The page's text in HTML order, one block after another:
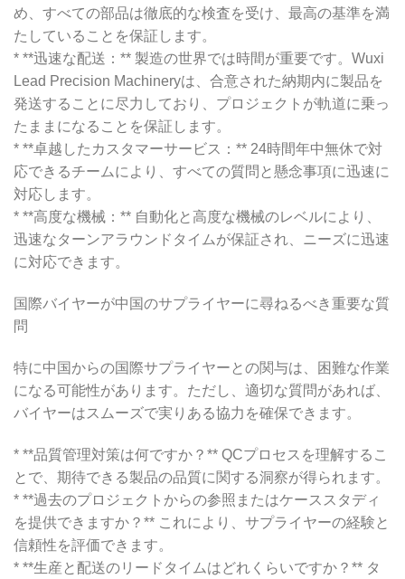
め、すべての部品は徹底的な検査を受け、最高の基準を満
たしていることを保証します。
* **迅速な配送：** 製造の世界では時間が重要です。Wuxi
Lead Precision Machineryは、合意された納期内に製品を
発送することに尽力しており、プロジェクトが軌道に乗っ
たままになることを保証します。
* **卓越したカスタマーサービス：** 24時間年中無休で対
応できるチームにより、すべての質問と懸念事項に迅速に
対応します。
* **高度な機械：** 自動化と高度な機械のレベルにより、
迅速なターンアラウンドタイムが保証され、ニーズに迅速
に対応できます。
国際バイヤーが中国のサプライヤーに尋ねるべき重要な質
問
特に中国からの国際サプライヤーとの関与は、困難な作業
になる可能性があります。ただし、適切な質問があれば、
バイヤーはスムーズで実りある協力を確保できます。
* **品質管理対策は何ですか？** QCプロセスを理解するこ
とで、期待できる製品の品質に関する洞察が得られます。
* **過去のプロジェクトからの参照またはケーススタディ
を提供できますか？** これにより、サプライヤーの経験と
信頼性を評価できます。
* **生産と配送のリードタイムはどれくらいですか？** タ